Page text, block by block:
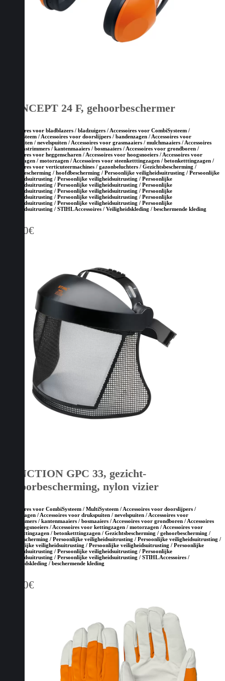
CONCEPT 24 F, gehoorbeschermer
Accessoires voor bladblazers / bladzuigers / Accessoires voor CombiSysteem /
MultiSysteem / Accessoires voor doorslijpers / bandenzagen / Accessoires voor
drukspuiten / nevelspuiten / Accessoires voor grasmaaiers / mulchmaaiers / Accessoires
voor grastrimmers / kantenmaaiers / bosmaaiers / Accessoires voor grondboren /
Accessoires voor heggenscharen / Accessoires voor hoogsnoeiers / Accessoires voor
kettingzagen / motorzagen / Accessoires voor steenketttingzagen / betonketttingzagen /
Accessoires voor verticuteermachines / gazonbeluchters / Gezichtsbescherming /
gehoorbescherming / hoofdbescherming / Persoonlijke veiligheidsuitrusting / Persoonlijke
veiligheidsuitrusting / Persoonlijke veiligheidsuitrusting / Persoonlijke
veiligheidsuitrusting / Persoonlijke veiligheidsuitrusting / Persoonlijke
veiligheidsuitrusting / Persoonlijke veiligheidsuitrusting / Persoonlijke
veiligheidsuitrusting / Persoonlijke veiligheidsuitrusting / Persoonlijke
veiligheidsuitrusting / Persoonlijke veiligheidsuitrusting / Persoonlijke
veiligheidsuitrusting / STIHL Accessoires / Veiligheidskleding / beschermende kleding
31,50€
FUNCTION GPC 33, gezicht-
gehoorbescherming, nylon vizier
Accessoires voor CombiSysteem / MultiSysteem / Accessoires voor doorslijpers /
bandenzagen / Accessoires voor drukspuiten / nevelspuiten / Accessoires voor
grastrimmers / kantenmaaiers / bosmaaiers / Accessoires voor grondboren / Accessoires
voor hoogsnoeiers / Accessoires voor kettingzagen / motorzagen / Accessoires voor
steenketttingzagen / betonketttingzagen / Gezichtsbescherming / gehoorbescherming /
hoofdbescherming / Persoonlijke veiligheidsuitrusting / Persoonlijke veiligheidsuitrusting /
Persoonlijke veiligheidsuitrusting / Persoonlijke veiligheidsuitrusting / Persoonlijke
veiligheidsuitrusting / Persoonlijke veiligheidsuitrusting / Persoonlijke
veiligheidsuitrusting / Persoonlijke veiligheidsuitrusting / STIHL Accessoires /
Veiligheidskleding / beschermende kleding
32,50€